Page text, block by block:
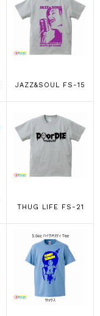
JAZZ&SOUL FS-15
THUG LIFE FS-21